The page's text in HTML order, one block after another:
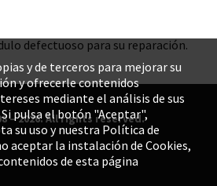
defectuoso para su reparación.
– 2026. All rights reserved.
y de terceros para mejorar su
y ofrecerle contenidos
mediante el análisis de sus
pulsa el botón "Aceptar",
su uso y nuestra Política de
aceptar la instalación de Cookies,
de esta página